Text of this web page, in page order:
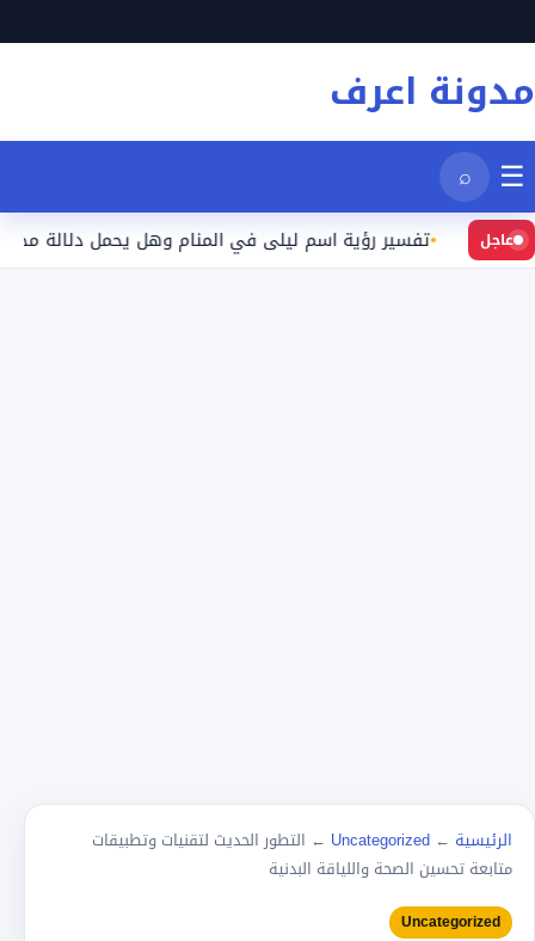
إلى
المحتوى
مدونة اعرف
☰
⌕
عاجل تفسير رؤية اسم ليلى في المنام وهل يحمل دلالة محددة؟
الرئيسية ←
Uncategorized
← التطور الحديث لتقنيات وتطبيقات
متابعة تحسين الصحة واللياقة البدنية
Uncategorized